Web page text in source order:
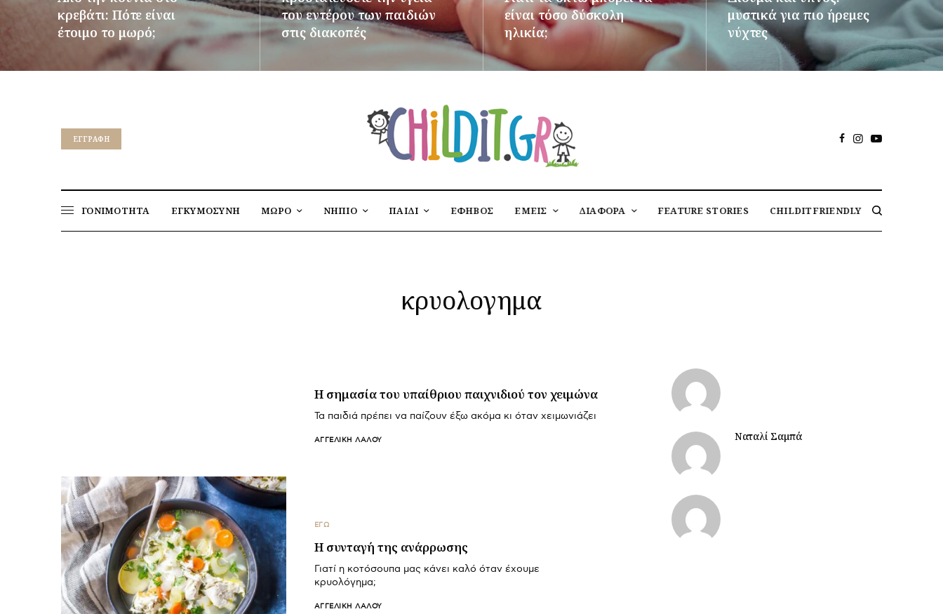
κρεβάτι: Πότε είναι
έτοιμο το μωρό;
του εντέρου των παιδιών
στις διακοπές
είναι τόσο δύσκολη
ηλικία;
ΠΕΡΙΣΣΌΤΕΡΑ
μυστικά για πιο ήρεμες
νύχτες
ΠΕΡΙΣΣΌΤΕΡΑ
EΓΓΡΑΦΉ
ΓΟΝΙΜΟΤΗΤΑ ΕΓΚΥΜΟΣΥΝΗ ΜΩΡΟ ΝΗΠΙΟ ΠΑΙΔΙ ΕΦΗΒΟΣ ΕΜΕΙΣ ΔΙΑΦΟΡΑ FEATURE STORIES CHILDITFRIENDLY
κρυολογημα
Η σημασία του υπαίθριου παιχνιδιού τον χειμώνα
Τα παιδιά πρέπει να παίζουν έξω ακόμα κι όταν χειμωνιάζει
ΑΓΓΕΛΙΚΉ ΛΆΛΟΥ
ΕΓΩ
Η συνταγή της ανάρρωσης
Γιατί η κοτόσουπα μας κάνει καλό όταν έχουμε
κρυολόγημα;
ΑΓΓΕΛΙΚΉ ΛΆΛΟΥ
Ναταλί Σαμπά